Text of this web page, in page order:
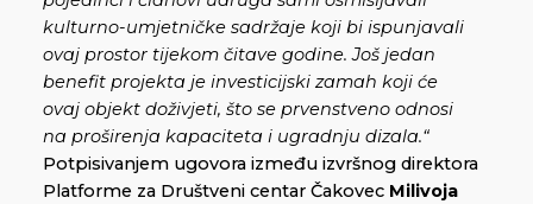
kulturno-umjetničke sadržaje koji bi ispunjavali
ovaj prostor tijekom čitave godine. Još jedan
benefit projekta je investicijski zamah koji će
ovaj objekt doživjeti, što se prvenstveno odnosi
na proširenja kapaciteta i ugradnju dizala.“
Potpisivanjem ugovora između izvršnog direktora
Platforme za Društveni centar Čakovec Milivoja